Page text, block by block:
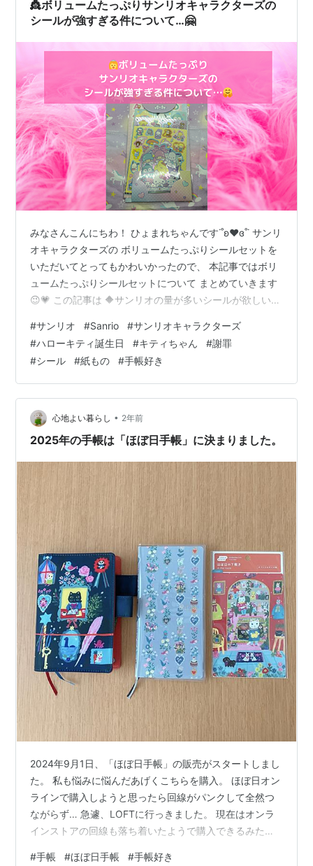
👸ボリュームたっぷりサンリオキャラクターズの
シールが強すぎる件について…🤗
みなさんこんにちわ！ ひょまれちゃんです˙˚ʚ❤️ɞ˚˙ サンリ
オキャラクターズの ボリュームたっぷりシールセットを
いただいてとってもかわいかったので、 本記事ではボリ
ュームたっぷりシールセットについて まとめていきます
😉💗 この記事は 🔶サンリオの量が多いシールが欲しいな
ひ最後まで見て行ってください！ ボリュームたっぷりシ
ールセット紹介 アルファベットシート 購入はこちらから
⬇︎ 【まとめ】 ボリュームたっぷりシールセット紹介 こち
ら、配信のリスナーさんからプレゼントで頂いたシール
で すでにインスタグラムでも紹介済みです🤗 これ、金額
的…
#サンリオ #Sanrio #サンリオキャラクターズ
#ハローキティ誕生日 #キティちゃん #謝罪
#シール #紙もの #手帳好き
心地よい暮らし • 2年前
2025年の手帳は「ほぼ日手帳」に決まりました。
2024年9月1日、「ほぼ日手帳」の販売がスタートしまし
た。 私も悩みに悩んだあげくこちらを購入。 ほぼ日オン
ラインで購入しようと思ったら回線がパンクして全然つ
ながらず… 急遽、LOFTに行っきました。 現在はオンラ
インストアの回線も落ち着いたようで購入できるみたい
#手帳 #ほぼ日手帳 #手帳好き